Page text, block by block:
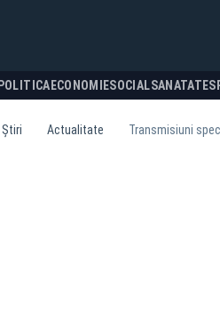
POLITICA ECONOMIESOCIALSANATATE
Știri Actualitate Transmisiuni